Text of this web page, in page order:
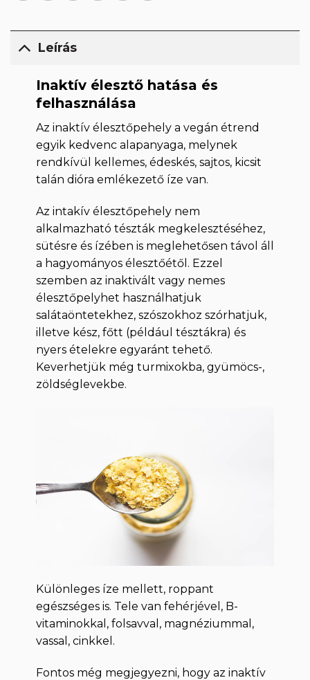
Leírás
Inaktív élesztő hatása és
felhasználása
Az inaktív élesztőpehely a vegán étrend
egyik kedvenc alapanyaga, melynek
rendkívül kellemes, édeskés, sajtos, kicsit
talán dióra emlékezető íze van.
Az intakív élesztőpehely nem
alkalmazható tészták megkelesztéséhez,
sütésre és ízében is meglehetősen távol áll
a hagyományos élesztőétől. Ezzel
szemben az inaktivált vagy nemes
élesztőpelyhet használhatjuk
salátaöntetekhez, szószokhoz szórhatjuk,
illetve kész, főtt (például tésztákra) és
nyers ételekre egyaránt tehető.
Keverhetjük még turmixokba, gyümöcs-,
zöldséglevekbe.
Különleges íze mellett, roppant
egészséges is. Tele van fehérjével, B-
vitaminokkal, folsavval, magnéziummal,
vassal, cinkkel.
Fontos még megjegyezni, hogy az inaktív